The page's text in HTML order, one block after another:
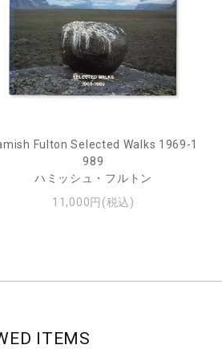
Fulton Selected Walks 1969-1
989
ハミッシュ・フルトン
11,000円(税込)
ITEMS